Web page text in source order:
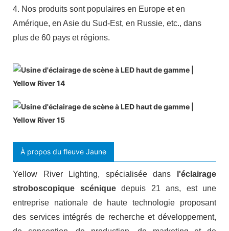
4. Nos produits sont populaires en Europe et en
Amérique, en Asie du Sud-Est, en Russie, etc., dans
plus de 60 pays et régions.
À propos du fleuve Jaune
Yellow River Lighting, spécialisée dans
l'éclairage
stroboscopique scéniquedepuis 21 ans, est une
entreprise nationale de haute technologie proposant
des services intégrés de recherche et développement,